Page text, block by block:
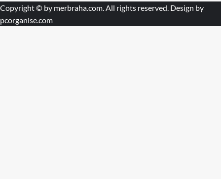
Copyright © by merbraha.com . All rights reserved. Design by
pcorganise.com